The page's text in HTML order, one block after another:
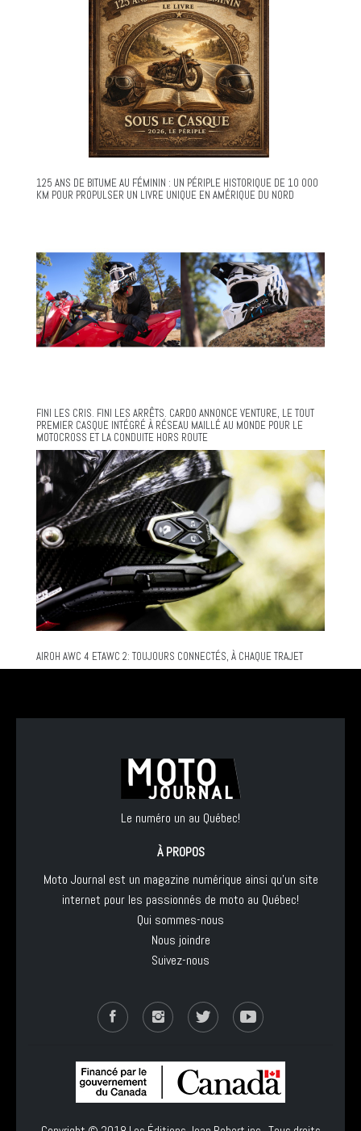
125 ANS DE BITUME AU FÉMININ : UN PÉRIPLE HISTORIQUE DE 10 000
KM POUR PROPULSER UN LIVRE UNIQUE EN AMÉRIQUE DU NORD
FINI LES CRIS. FINI LES ARRÊTS. CARDO ANNONCE VENTURE, LE TOUT
PREMIER CASQUE INTÉGRÉ À RÉSEAU MAILLÉ AU MONDE POUR LE
MOTOCROSS ET LA CONDUITE HORS ROUTE
AIROH AWC 4 ETAWC 2: TOUJOURS CONNECTÉS, À CHAQUE TRAJET
Le numéro un au Québec!
À PROPOS
Moto Journal est un magazine numérique ainsi qu'un site
internet pour les passionnés de moto au Québec!
Qui sommes-nous
Nous joindre
Suivez-nous